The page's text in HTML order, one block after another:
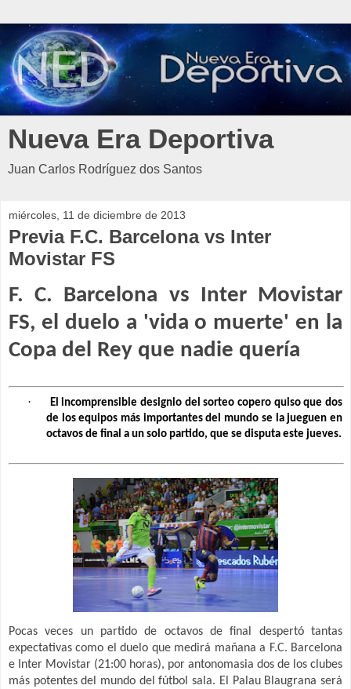
Nueva Era Deportiva
Juan Carlos Rodríguez dos Santos
miércoles, 11 de diciembre de 2013
Previa F.C. Barcelona vs Inter
Movistar FS
F. C. Barcelona vs Inter Movistar
FS, el duelo a 'vida o muerte' en la
Copa del Rey que nadie quería
·
El incomprensible designio del sorteo copero quiso que dos
de los equipos más importantes del mundo se la jueguen en
octavos de final a un solo partido, que se disputa este jueves.
Pocas veces un partido de octavos de final despertó tantas
expectativas como el duelo que medirá mañana a F.C. Barcelona
e Inter Movistar (21:00 horas), por antonomasia dos de los clubes
más potentes del mundo del fútbol sala. El Palau Blaugrana será